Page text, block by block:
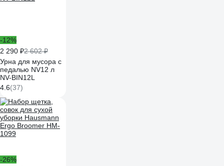
-12%
2 290 ₽2 602 ₽
Урна для мусора с
педалью NV12 л
NV-BIN12L
4.6(37)
-26%